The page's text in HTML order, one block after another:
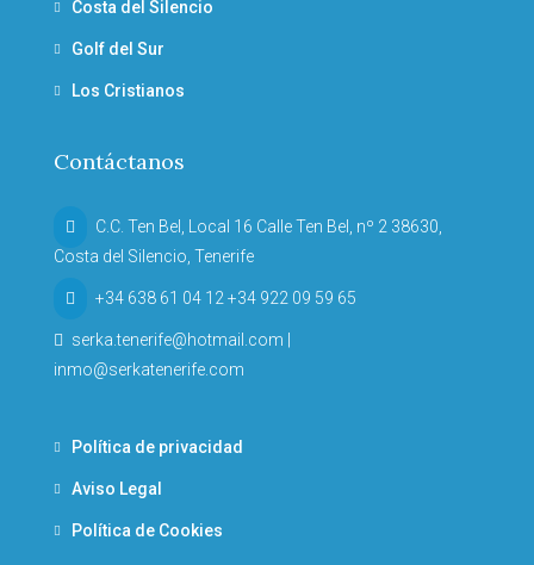
Costa del Silencio
Golf del Sur
Los Cristianos
Contáctanos
C.C. Ten Bel, Local 16 Calle Ten Bel, nº 2 38630,
Costa del Silencio, Tenerife
+34 638 61 04 12 +34 922 09 59 65
serka.tenerife@hotmail.com |
inmo@serkatenerife.com
Política de privacidad
Aviso Legal
Política de Cookies